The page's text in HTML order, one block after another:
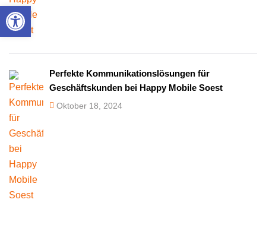
Werkzeugleiste öffnen
Perfekte Kommunikationslösungen für
Geschäftskunden bei Happy Mobile Soest
Oktober 18, 2024